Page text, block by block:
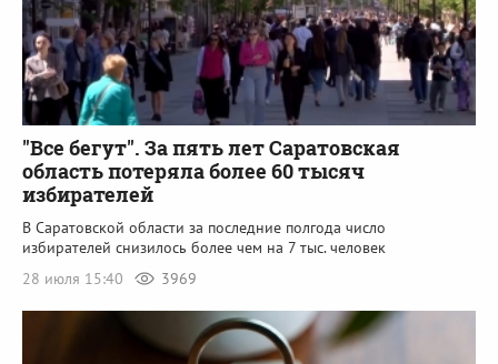
"Все бегут". За пять лет Саратовская
область потеряла более 60 тысяч
избирателей
В Саратовской области за последние полгода число
избирателей снизилось более чем на 7 тыс. человек
28 июля 15:40
3969